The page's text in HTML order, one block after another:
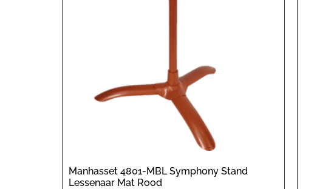
Manhasset 4801-MBL Symphony Stand
Lessenaar Mat Rood